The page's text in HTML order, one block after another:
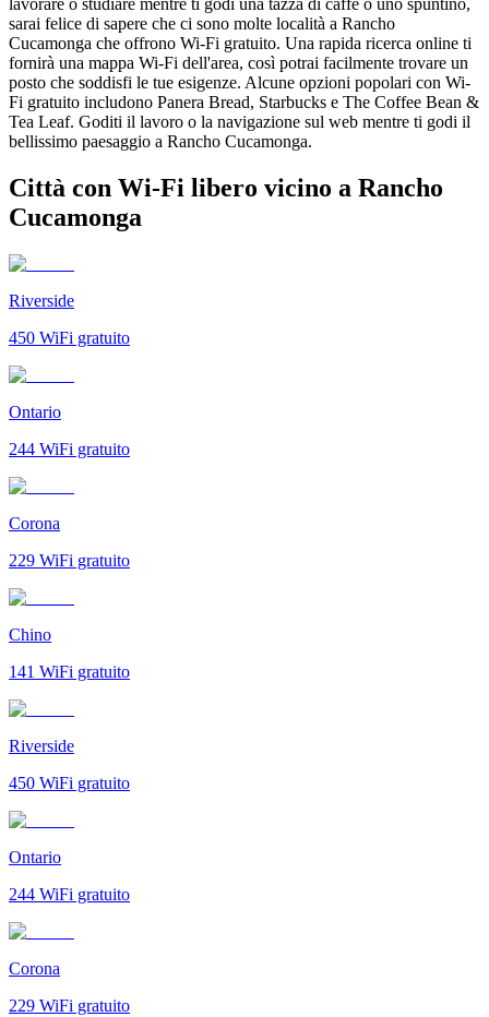
sarai felice di sapere che ci sono molte località a Rancho
Cucamonga che offrono Wi-Fi gratuito. Una rapida ricerca online ti
fornirà una mappa Wi-Fi dell'area, così potrai facilmente trovare un
posto che soddisfi le tue esigenze. Alcune opzioni popolari con Wi-
Fi gratuito includono Panera Bread, Starbucks e The Coffee Bean &
Tea Leaf. Goditi il lavoro o la navigazione sul web mentre ti godi il
bellissimo paesaggio a Rancho Cucamonga.
Città con Wi-Fi libero vicino a Rancho
Cucamonga
Riverside
450 WiFi gratuito
Ontario
244 WiFi gratuito
Corona
229 WiFi gratuito
Chino
141 WiFi gratuito
Riverside
450 WiFi gratuito
Ontario
244 WiFi gratuito
Corona
229 WiFi gratuito